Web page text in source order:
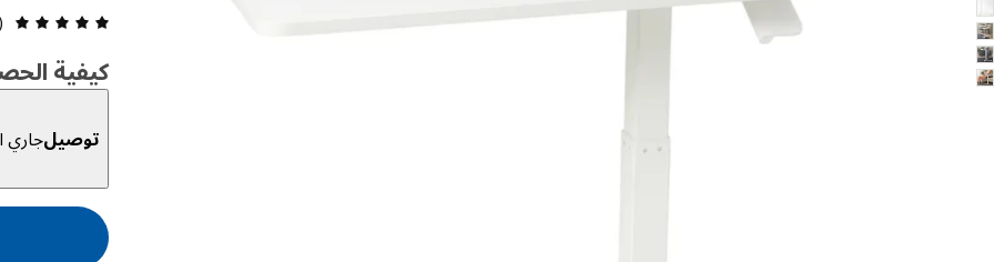
(7)
كيفية
توصيلجاري